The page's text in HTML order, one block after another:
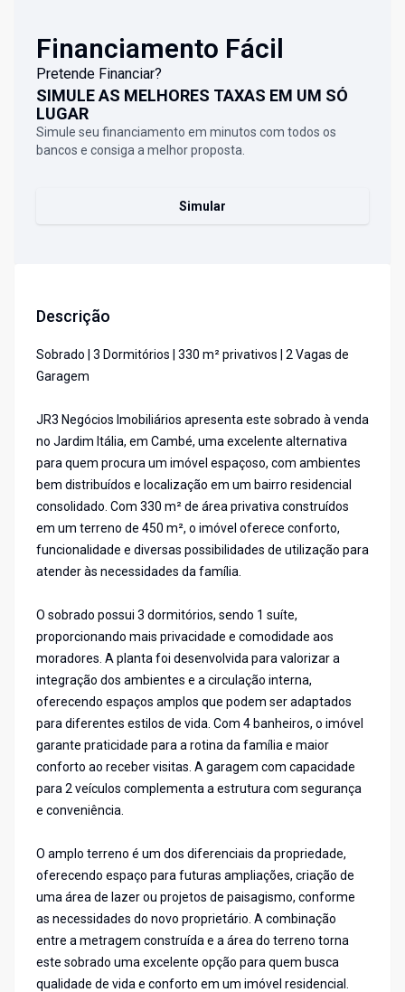
Financiamento Fácil
Pretende Financiar?
SIMULE AS MELHORES TAXAS EM UM SÓ
LUGAR
Simule seu financiamento em minutos com todos os
bancos e consiga a melhor proposta.
Simular
Descrição
Sobrado | 3 Dormitórios | 330 m² privativos | 2 Vagas de
Garagem
JR3 Negócios Imobiliários apresenta este sobrado à venda
no Jardim Itália, em Cambé, uma excelente alternativa
para quem procura um imóvel espaçoso, com ambientes
bem distribuídos e localização em um bairro residencial
consolidado. Com 330 m² de área privativa construídos
em um terreno de 450 m², o imóvel oferece conforto,
funcionalidade e diversas possibilidades de utilização para
atender às necessidades da família.
O sobrado possui 3 dormitórios, sendo 1 suíte,
proporcionando mais privacidade e comodidade aos
moradores. A planta foi desenvolvida para valorizar a
integração dos ambientes e a circulação interna,
oferecendo espaços amplos que podem ser adaptados
para diferentes estilos de vida. Com 4 banheiros, o imóvel
garante praticidade para a rotina da família e maior
conforto ao receber visitas. A garagem com capacidade
para 2 veículos complementa a estrutura com segurança
e conveniência.
O amplo terreno é um dos diferenciais da propriedade,
oferecendo espaço para futuras ampliações, criação de
uma área de lazer ou projetos de paisagismo, conforme
as necessidades do novo proprietário. A combinação
entre a metragem construída e a área do terreno torna
este sobrado uma excelente opção para quem busca
qualidade de vida e conforto em um imóvel residencial.